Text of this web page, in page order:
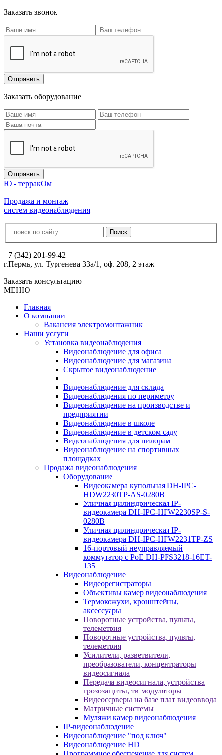
Заказать звонок
Заказать оборудование
Ю - терракОм
Продажа и монтаж
систем видеонаблюдения
+7 (342) 201-99-42
г.Пермь, ул. Тургенева 33а/1, оф. 208, 2 этаж
Заказать консультацию
МЕНЮ
Главная
О компании
Вакансия электромонтажник
Наши услуги
Установка видеонаблюдения
Видеонаблюдение для офиса
Видеонаблюдение для магазина
Скрытое видеонаблюдение
Видеонаблюдение для склада
Видеонаблюдения по периметру
Видеонаблюдение на производстве и
предприятии
Видеонаблюдение в школе
Видеонаблюдение в детском саду
Видеонаблюдения для пилорам
Видеонаблюдение на спортивных
площадках
Продажа видеонаблюдения
Оборудование
Видеокамера купольная DH-IPC-
HDW2230TP-AS-0280B
Уличная цилиндрическая IP-
видеокамера DH-IPC-HFW2230SP-S-
0280B
Уличная цилиндрическая IP-
видеокамера DH-IPC-HFW2231TP-ZS
16-портовый неуправляемый
коммутатор с РоЕ DH-PFS3218-16ET-
135
Видеонаблюдение
Видеорегистраторы
Объективы камер видеонаблюдения
Термокожухи, кронштейны,
аксессуары
Поворотные устройства, пульты,
телеметрия
Поворотные устройства, пульты,
телеметрия
Усилители, разветвители,
преобразователи, концентраторы
видеосигнала
Передача видеосигнала, устройства
грозозащиты, тв-модуляторы
Видеосерверы на базе плат видеоввода
Матричные системы
Муляжи камер видеонаблюдения
IP-видеонаблюдение
Видеонаблюдение "под ключ"
Видеонаблюдение HD
Программное обеспечение для систем